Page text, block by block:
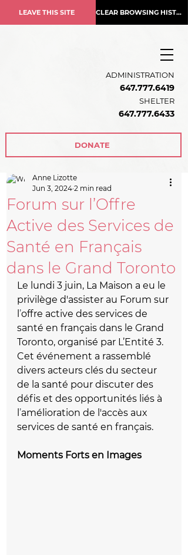
LEAVE THIS SITE CLEAR BROWSING HISTORY
ADMINISTRATION
647.777.6419
SHELTER
647.777.6433
DONATE
Forum sur l’Offre
Active des Services de
Santé en Français
dans le Grand Toronto
Anne Lizotte
Jun 3, 2024 2 min read
Le lundi 3 juin, La Maison a eu le
privilège d'assister au Forum sur
’offre active des services de
santé en français dans le Grand
Toronto, organisé par L’Entité 3.
Cet événement a rassemblé
divers acteurs clés du secteur
de la santé pour discuter des
défis et des opportunités liés à
’amélioration de l'accès aux
services de santé en français.
Moments Forts en Images